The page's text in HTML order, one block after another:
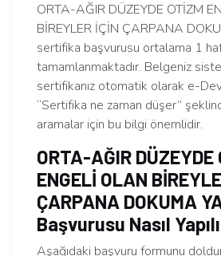
ORTA-AĞIR DÜZEYDE OTİZM
BİREYLER İÇİN ÇARPANA
sertifika başvurusu ortalama 1
tamamlanmaktadır. Belgeniz
sertifikanız otomatik olarak e-
“Sertifika ne zaman düşer”
aramalar için bu bilgi önemlidir.
ORTA-AĞIR DÜZEYDE
ENGELİ OLAN
ÇARPANA DOKUMA
Başvurusu Nasıl
Aşağıdaki başvuru formunu